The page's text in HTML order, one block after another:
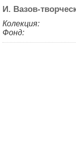
И. Вазов-
Колекция:
Фонд: